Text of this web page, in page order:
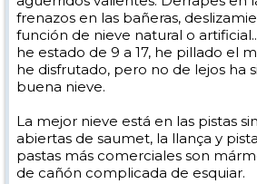
frenazos en las bañeras,
función de nieve natural o
he estado de 9 a 17, he pillado el
he disfrutado, pero no de lejos ha
buena nieve.
La mejor nieve está en las pistas
abiertas de saumet, la llança y
pastas más comerciales son
de cañón complicada de esquiar.